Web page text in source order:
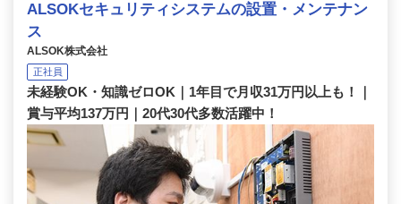
ALSOKセキュリティシステムの設置・メンテナン
ス
ALSOK株式会社
正社員
未経験OK・知識ゼロOK｜1年目で月収31万円以上も！｜
賞与平均137万円｜20代30代多数活躍中！